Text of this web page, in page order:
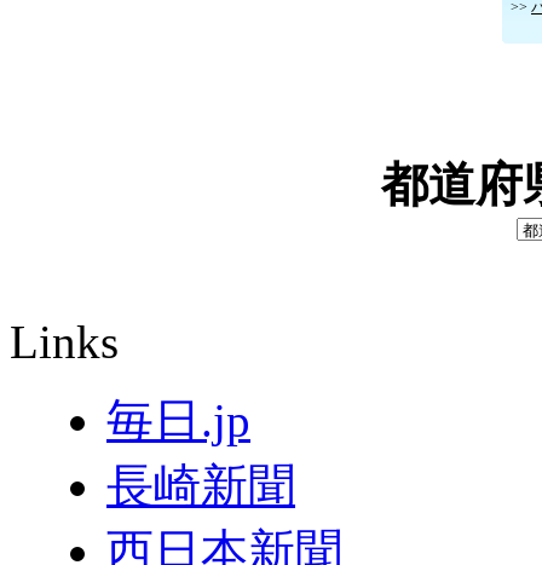
>>
都道府
Links
毎日.jp
長崎新聞
西日本新聞